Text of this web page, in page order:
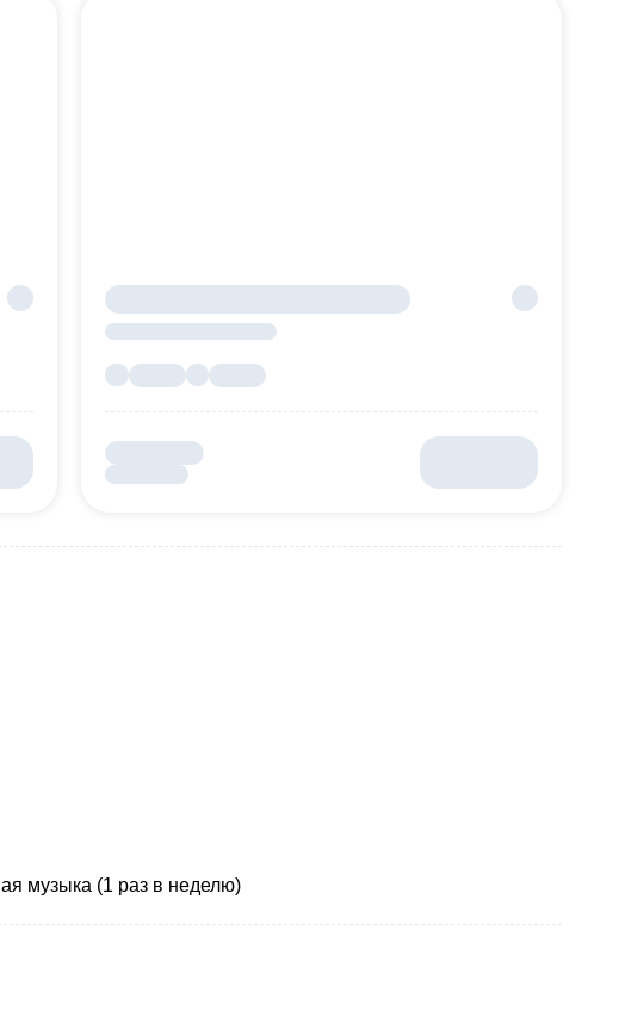
музыка (1 раз в неделю)